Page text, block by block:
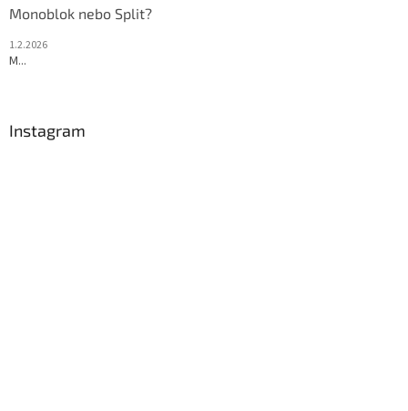
Monoblok nebo Split?
1.2.2026
M...
Instagram